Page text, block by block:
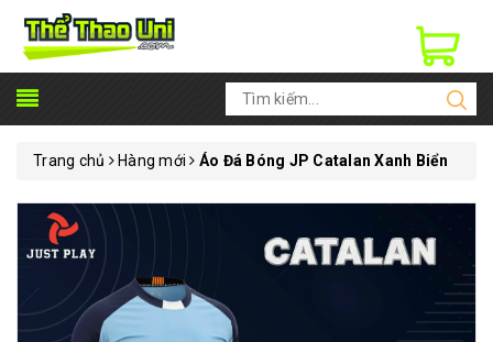
Trang chủ Hàng mới Áo Đá Bóng JP Catalan Xanh Biển